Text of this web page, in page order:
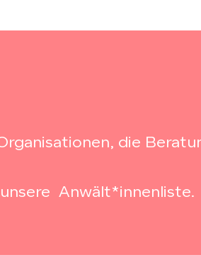
die
Anwält*innenliste.